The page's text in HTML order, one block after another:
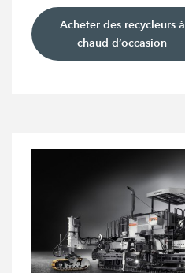
Acheter des recycleurs à
chaud d’occasion